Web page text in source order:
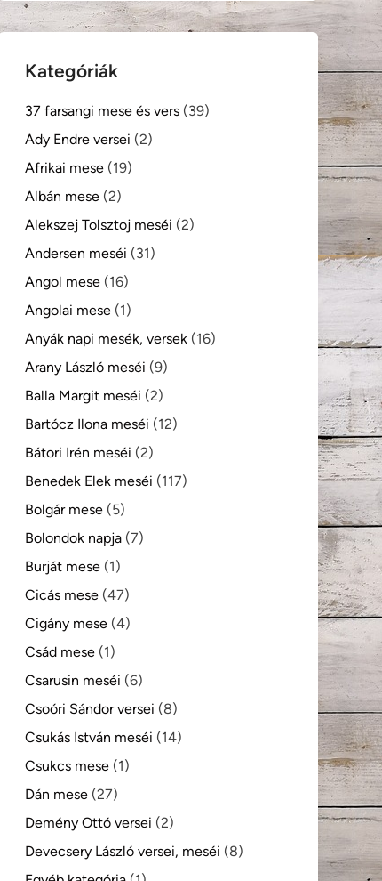
Kategóriák
37 farsangi mese és vers (39)
Ady Endre versei (2)
Afrikai mese (19)
Albán mese (2)
Alekszej Tolsztoj meséi (2)
Andersen meséi (31)
Angol mese (16)
Angolai mese (1)
Anyák napi mesék, versek (16)
Arany László meséi (9)
Balla Margit meséi (2)
Bartócz Ilona meséi (12)
Bátori Irén meséi (2)
Benedek Elek meséi (117)
Bolgár mese (5)
Bolondok napja (7)
Burját mese (1)
Cicás mese (47)
Cigány mese (4)
Csád mese (1)
Csarusin meséi (6)
Csoóri Sándor versei (8)
Csukás István meséi (14)
Csukcs mese (1)
Dán mese (27)
Demény Ottó versei (2)
Devecsery László versei, meséi (8)